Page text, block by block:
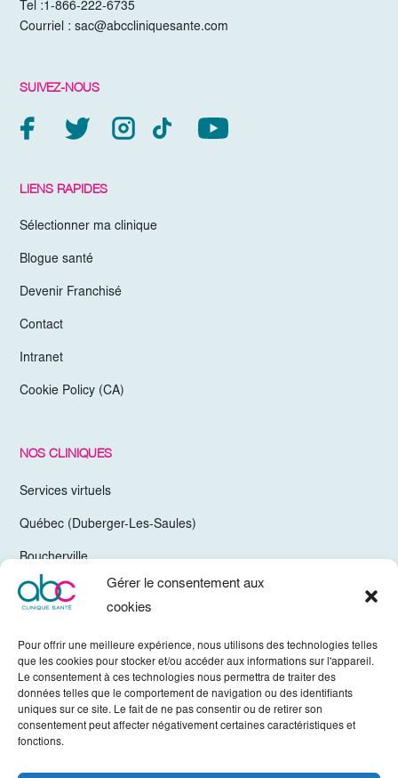
Gérer le consentement aux
cookies
Pour offrir une meilleure expérience, nous utilisons des technologies telles
que les cookies pour stocker et/ou accéder aux informations sur l'appareil.
Le consentement à ces technologies nous permettra de traiter des
données telles que le comportement de navigation ou des identifiants
uniques sur ce site. Le fait de ne pas consentir ou de retirer son
consentement peut affecter négativement certaines caractéristiques et
fonctions.
Tel :1-866-222-6735
Courriel :sac@abccliniquesante.com
SUIVEZ-NOUS
LIENS RAPIDES
Sélectionner ma clinique
Blogue santé
Devenir Franchisé
Contact
Intranet
Cookie Policy (CA)
NOS CLINIQUES
Services virtuels
Québec (Duberger-Les-Saules)
Boucherville
Trois-Rivières
Valleyfield
Mirabel
Vaudreuil-Dorion